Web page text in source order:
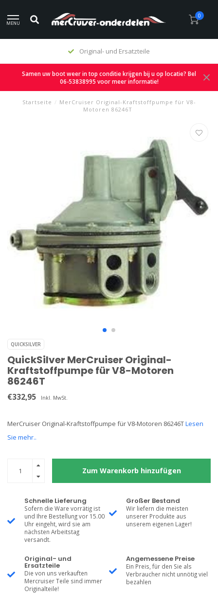
MENU
0
Original- und Ersatzteile
Samen uw boot weer in top conditie krijgen bij u op locatie? Bel
06-53838995 voor meer informatie!
Startseite / MerCruiser Original-Kraftstoffpumpe für V8-
Motoren 86246T
QUICKSILVER
QuickSilver MerCruiser Original-
Kraftstoffpumpe für V8-Motoren
86246T
€332,95 Inkl. MwSt.
MerCruiser Original-Kraftstoffpumpe für V8-Motoren 86246TLesen
Sie mehr..
Zum Warenkorb hinzufügen
Schnelle Lieferung
Sofern die Ware vorrätig ist
und Ihre Bestellung vor 15.00
Uhr eingeht, wird sie am
nächsten Arbeitstag
versandt.
Großer Bestand
Wir liefern die meisten
unserer Produkte aus
unserem eigenen Lager!
Original- und
Ersatzteile
Die von uns verkauften
Mercruiser Teile sind immer
Originalteile!
Angemessene Preise
Ein Preis, für den Sie als
Verbraucher nicht unnötig viel
bezahlen